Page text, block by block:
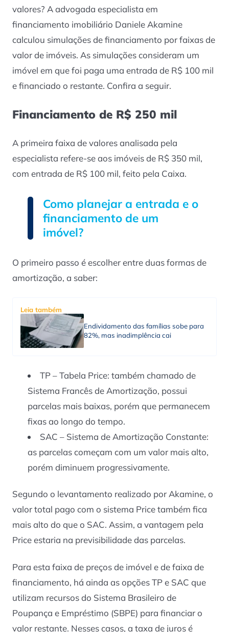
valores? A advogada especialista em
financiamento imobiliário Daniele Akamine
calculou simulações de financiamento por faixas de
valor de imóveis. As simulações consideram um
imóvel em que foi paga uma entrada de R$ 100 mil
e financiado o restante. Confira a seguir.
Financiamento de R$ 250 mil
A primeira faixa de valores analisada pela
especialista refere-se aos imóveis de R$ 350 mil,
com entrada de R$ 100 mil, feito pela Caixa.
Como planejar a entrada e o
financiamento de um
imóvel?
O primeiro passo é escolher entre duas formas de
amortização, a saber:
Leia também
Endividamento das famílias sobe para
82%, mas inadimplência cai
TP – Tabela Price: também chamado de
Sistema Francês de Amortização, possui
parcelas mais baixas, porém que permanecem
fixas ao longo do tempo.
SAC – Sistema de Amortização Constante:
as parcelas começam com um valor mais alto,
porém diminuem progressivamente.
Segundo o levantamento realizado por Akamine, o
valor total pago com o sistema Price também fica
mais alto do que o SAC. Assim, a vantagem pela
Price estaria na previsibilidade das parcelas.
Para esta faixa de preços de imóvel e de faixa de
financiamento, há ainda as opções TP e SAC que
utilizam recursos do Sistema Brasileiro de
Poupança e Empréstimo (SBPE) para financiar o
valor restante. Nesses casos, a taxa de juros é